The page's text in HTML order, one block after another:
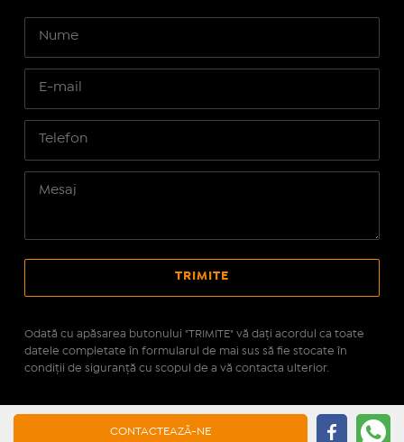
CONTACTEAZĂ-NE
Odată cu apăsarea butonului "TRIMITE" vă daţi acordul ca toate
datele completate în formularul de mai sus să fie stocate în
condiţii de siguranţă cu scopul de a vă contacta ulterior.
IMOPEDIA.ro - Anunțuri
pe tehnologie Real Manager - CRM Imobiliar